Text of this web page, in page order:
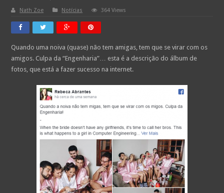
Nath Zoe Notícias 364 Views
Quando uma noiva (quase) não tem amigas, tem que se virar com os
amigos. Culpa da “Engenharia”… esta é a descrição do álbum de
fotos, que está a fazer sucesso na internet.